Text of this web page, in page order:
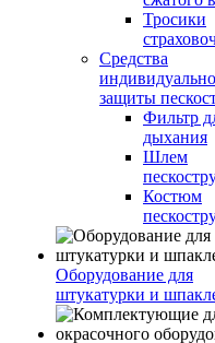
Тросики
Средства
защиты
Фильтр
дыхания
Шлем
Костюм
Оборудование для
штукатурки и